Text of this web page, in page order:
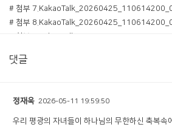
# 첨부
# 첨부
# 첨부
# 첨부
# 첨부
댓글
정재욱 2026-05-11 19:59:50
우리 평광의 자녀들이 하나님의 무한하신 축복속